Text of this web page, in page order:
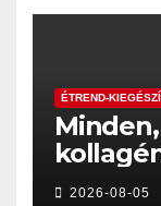
ÉTREND-
érdemes
2026-08-05